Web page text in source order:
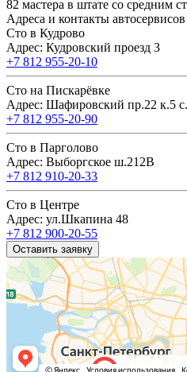
82 мастера в штате со средним
Адреса и контакты автосервисов
Сто в Кудрово
Адрес: Кудровский проезд 3
+7 812 955-20-10
Сто на Пискарёвке
Адрес: Шафировский пр.22 к.5
+7 812 955-20-90
Сто в Парголово
Адрес: Выборгское ш.212В
+7 812 910-20-33
Сто в Центре
Адрес: ул.Шкапина 48
+7 812 900-20-55
Оставить заявку